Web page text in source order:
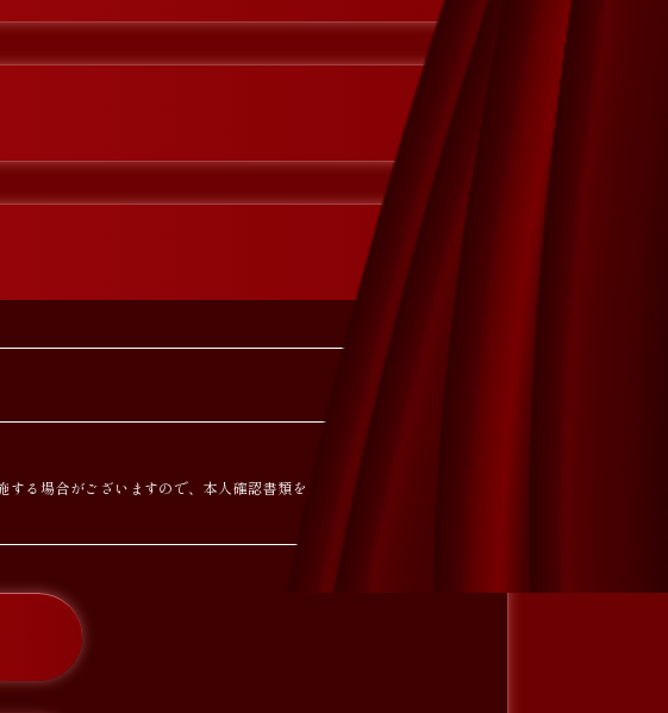
る場合がございますので、本人確認書類をご持参くださ